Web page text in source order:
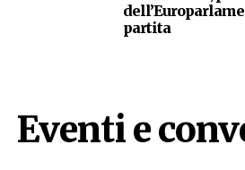
partita
Eventi e